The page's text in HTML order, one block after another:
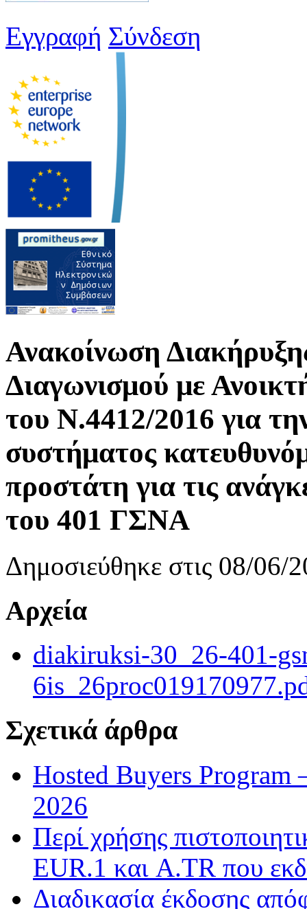
Εγγραφή Σύνδεση
Ανακοίνωση
Διαγωνισμού με
του N.4412/2016 για
συστήματος
προστάτη για τις
του 401 ΓΣΝΑ
Δημοσιεύθηκε στις 08/06/
Αρχεία
diakiruksi-30_26-401-
Σχετικά άρθρα
Hosted Buyers Program
2026
Περί χρήσης
EUR.1 και A.TR που
Διαδικασία έκδοσης